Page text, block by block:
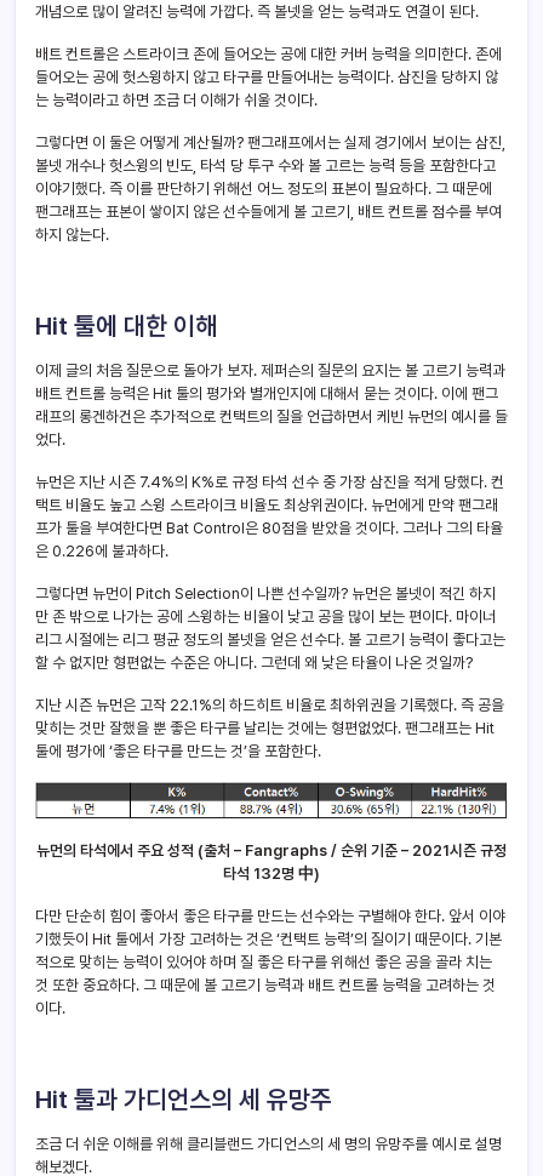
개념으로 많이 알려진 능력에 가깝다. 즉 볼넷을 얻는 능력과도 연결이 된다.
배트 컨트롤은 스트라이크 존에 들어오는 공에 대한 커버 능력을 의미한다. 존에
들어오는 공에 헛스윙하지 않고 타구를 만들어내는 능력이다. 삼진을 당하지 않
는 능력이라고 하면 조금 더 이해가 쉬울 것이다.
그렇다면 이 둘은 어떻게 계산될까? 팬그래프에서는 실제 경기에서 보이는 삼진,
볼넷 개수나 헛스윙의 빈도, 타석 당 투구 수와 볼 고르는 능력 등을 포함한다고
이야기했다. 즉 이를 판단하기 위해선 어느 정도의 표본이 필요하다. 그 때문에
팬그래프는 표본이 쌓이지 않은 선수들에게 볼 고르기, 배트 컨트롤 점수를 부여
하지 않는다.
Hit 툴에 대한 이해
이제 글의 처음 질문으로 돌아가 보자. 제퍼슨의 질문의 요지는 볼 고르기 능력과
배트 컨트롤 능력은 Hit 툴의 평가와 별개인지에 대해서 묻는 것이다. 이에 팬그
래프의 롱겐하건은 추가적으로 컨택트의 질을 언급하면서 케빈 뉴먼의 예시를 들
었다.
뉴먼은 지난 시즌 7.4%의 K%로 규정 타석 선수 중 가장 삼진을 적게 당했다. 컨
택트 비율도 높고 스윙 스트라이크 비율도 최상위권이다. 뉴먼에게 만약 팬그래
프가 툴을 부여한다면 Bat Control은 80점을 받았을 것이다. 그러나 그의 타율
은 0.226에 불과하다.
그렇다면 뉴먼이 Pitch Selection이 나쁜 선수일까? 뉴먼은 볼넷이 적긴 하지
만 존 밖으로 나가는 공에 스윙하는 비율이 낮고 공을 많이 보는 편이다. 마이너
리그 시절에는 리그 평균 정도의 볼넷을 얻은 선수다. 볼 고르기 능력이 좋다고는
할 수 없지만 형편없는 수준은 아니다. 그런데 왜 낮은 타율이 나온 것일까?
지난 시즌 뉴먼은 고작 22.1%의 하드히트 비율로 최하위권을 기록했다. 즉 공을
맞히는 것만 잘했을 뿐 좋은 타구를 날리는 것에는 형편없었다. 팬그래프는 Hit
툴에 평가에 ‘좋은 타구를 만드는 것’을 포함한다.
뉴먼의 타석에서 주요 성적 (출처 – Fangraphs / 순위 기준 – 2021시즌 규정
타석 132명 中)
다만 단순히 힘이 좋아서 좋은 타구를 만드는 선수와는 구별해야 한다. 앞서 이야
기했듯이 Hit 툴에서 가장 고려하는 것은 ‘컨택트 능력’의 질이기 때문이다. 기본
적으로 맞히는 능력이 있어야 하며 질 좋은 타구를 위해선 좋은 공을 골라 치는
것 또한 중요하다. 그 때문에 볼 고르기 능력과 배트 컨트롤 능력을 고려하는 것
이다.
Hit 툴과 가디언스의 세 유망주
조금 더 쉬운 이해를 위해 클리블랜드 가디언스의 세 명의 유망주를 예시로 설명
해보겠다.